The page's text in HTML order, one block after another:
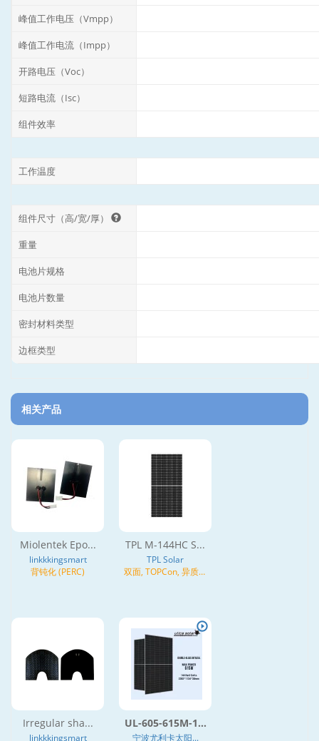
峰值工作电压（Vmpp）
峰值工作电流（Impp）
开路电压（Voc）
短路电流（Isc）
组件效率
工作温度
组件尺寸（高/宽/厚）
重量
电池片规格
电池片数量
密封材料类型
边框类型
相关产品
Miolentek Epo...
linkkkingsmart
背钝化 (PERC)
TPL M-144HC S...
TPL Solar
双面, TOPCon, 异质结
Irregular sha...
linkkkingsmart
UL-605-615M-1...
宁波尤利卡太阳...